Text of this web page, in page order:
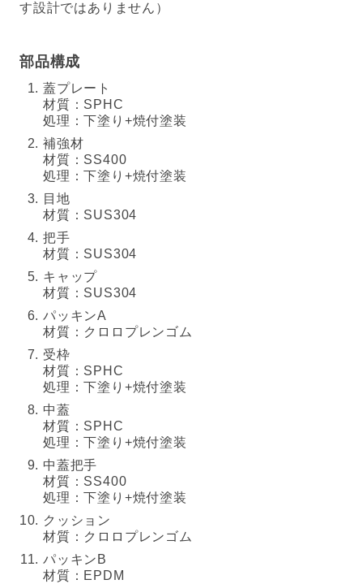
す設計ではありません）
部品構成
蓋プレート
材質：SPHC
処理：下塗り+焼付塗装
補強材
材質：SS400
処理：下塗り+焼付塗装
目地
材質：SUS304
把手
材質：SUS304
キャップ
材質：SUS304
パッキンA
材質：クロロプレンゴム
受枠
材質：SPHC
処理：下塗り+焼付塗装
中蓋
材質：SPHC
処理：下塗り+焼付塗装
中蓋把手
材質：SS400
処理：下塗り+焼付塗装
クッション
材質：クロロプレンゴム
パッキンB
材質：EPDM